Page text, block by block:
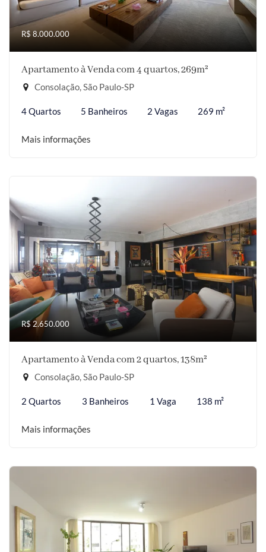
R$ 8.000.000
Apartamento à Venda com 4 quartos, 269m²
Consolação, São Paulo-SP
4 Quartos 5 Banheiros 2 Vagas 269 m²
Mais informações
R$ 2.650.000
Apartamento à Venda com 2 quartos, 138m²
Consolação, São Paulo-SP
2 Quartos 3 Banheiros 1 Vaga 138 m²
Mais informações